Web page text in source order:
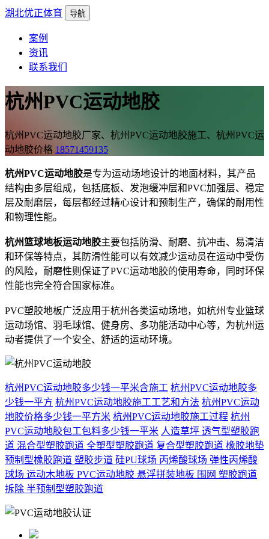
湖北优正体育 导航
案例
资讯
联系我们
杭州PVC运动地胶
杭州PVC运动地胶厂家、杭州PVC运动地胶施工、杭州PVC运
动地胶价格 18571459135
杭州PVC运动地胶是专为运动场地设计的地面材料，其产品
结构由多层组成，包括底板、发泡缓冲层和PVC加强层、稳定
层及耐磨层，每层都经过精心设计和预制生产，确保的耐用性
和物理性能。
杭州篮球地板运动地胶主要包括防滑、耐磨、抗冲击、易清洁
和环保等特点，其防滑性能可以有效减少运动员在运动中受伤
的风险，耐磨性则保证了PVC运动地胶的使用寿命，同时环保
性能也完全符合国家标准。
PVC塑胶地板广泛应用于杭州各类运动场地，如杭州专业篮球
运动场馆、羽毛球馆、健身房、多功能活动中心等，为杭州运
动者提供了一个安全、舒适的运动环境。
杭州PVC运动地胶多少钱一平米含施工 杭州PVC运动地胶多
少钱一平方 杭州PVC运动地胶施工工艺和方法 杭州PVC运动
地胶价格多少钱一平方米 杭州PVC运动地胶施工过程 杭州
PVC运动地胶包工包料多少钱一平米 人造草坪 透气型塑胶跑
道 混合型塑胶跑道 全塑型塑胶跑道 复合型塑胶跑道 橡胶地垫
预制型橡胶跑道 塑胶步道 硅PU球场 丙烯酸球场 弹性丙烯酸
球场 运动木地板 PVC运动地胶 悬浮拼装地板 围网 塑胶跑道
拆除 半预制型塑胶跑道